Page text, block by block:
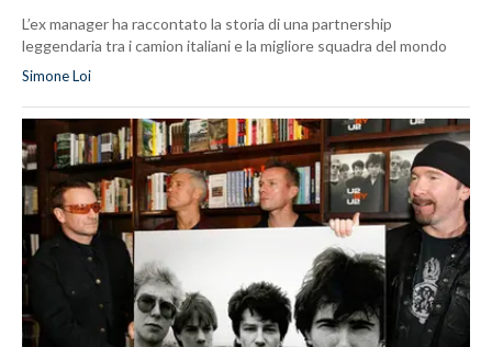
L’ex manager ha raccontato la storia di una partnership
leggendaria tra i camion italiani e la migliore squadra del mondo
Simone Loi